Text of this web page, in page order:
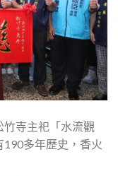
寺主祀「水流觀
多年歷史，香火